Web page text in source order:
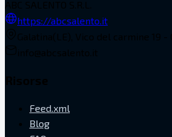
https://abcsalento.it
Feed.xml
Blog